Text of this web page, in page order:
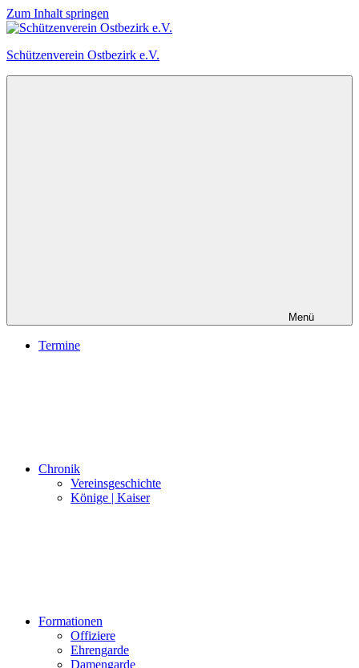
Zum Inhalt springen
Schützenverein Ostbezirk e.V.
Menü
Termine
Chronik
Vereinsgeschichte
Könige | Kaiser
Formationen
Offiziere
Ehrengarde
Damengarde